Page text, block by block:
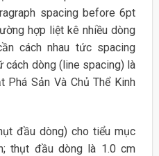
spacing before 6pt
hợp liệt kê nhiều dòng
cách nhau tức spacing
dòng (line spacing) là
Phá Sản Và Chủ Thể Kinh
đầu dòng) cho tiểu mục
thụt đầu dòng là 1.0 cm